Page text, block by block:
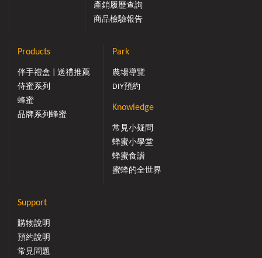
產銷履歷查詢
商品檢驗報告
Products
伴手禮盒 | 送禮推薦
侍蜜系列
蜂蜜
品牌系列蜂蜜
Park
農場導覽
DIY預約
Knowledge
常見小疑問
蜂蜜小學堂
蜂蜜食譜
蜜蜂的全世界
Support
購物說明
預約說明
常見問題